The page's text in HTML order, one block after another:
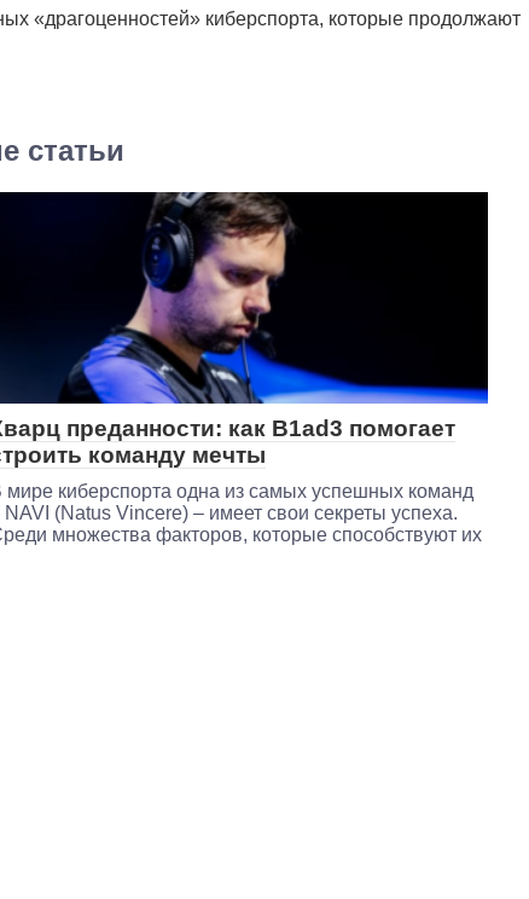
«драгоценностей» киберспорта, которые продолжают
статьи
преданности: как B1ad3 помогает
команду мечты
мире киберспорта одна из самых успешных команд
NAVI (Natus Vincere) – имеет свои секреты успеха.
множества факторов, которые способствуют их